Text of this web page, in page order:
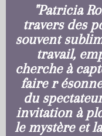
"Patricia
travers des
souvent
travail,
cherche à
faire r
du
invitation à
le mystère et